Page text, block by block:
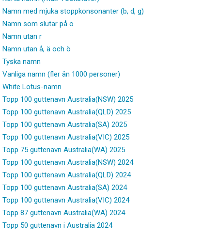
Namn med mjuka stoppkonsonanter (b, d, g)
Namn som slutar på o
Namn utan r
Namn utan å, ä och ö
Tyska namn
Vanliga namn (fler än 1000 personer)
White Lotus-namn
Topp 100 guttenavn Australia(NSW) 2025
Topp 100 guttenavn Australia(QLD) 2025
Topp 100 guttenavn Australia(SA) 2025
Topp 100 guttenavn Australia(VIC) 2025
Topp 75 guttenavn Australia(WA) 2025
Topp 100 guttenavn Australia(NSW) 2024
Topp 100 guttenavn Australia(QLD) 2024
Topp 100 guttenavn Australia(SA) 2024
Topp 100 guttenavn Australia(VIC) 2024
Topp 87 guttenavn Australia(WA) 2024
Topp 50 guttenavn i Australia 2024